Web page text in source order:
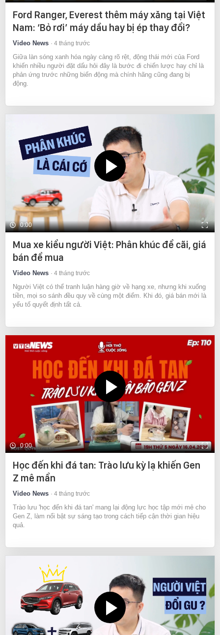
Ford Ranger, Everest thêm máy xăng tại Việt
Nam: ‘Bỏ rơi’ máy dầu hay bị ép thay đổi?
Video News 4 tháng trước
Giữa làn sóng xanh hóa ngày càng rõ rệt, động thái mới của Ford
khiến nhiều người đặt dấu hỏi đây là bước đi chiến lược hay chỉ là
phản ứng trước những biến động mà chính hãng cũng đang bị
động.
0:00
Mua xe kiểu người Việt: Phân khúc để cãi, giá
bán để mua
Video News 4 tháng trước
Người Việt có thể tranh luận hàng giờ về hạng xe, nhưng khi xuống
tiền, mọi so sánh đều quy về cùng một điểm. Khi đó, giá bán mới là
yếu tố quyết định tất cả.
0:00
Học đến khi đá tan: Trào lưu kỳ lạ khiến Gen
Z mê mẩn
Video News 4 tháng trước
Trào lưu 'học đến khi đá tan' mang lại động lực học tập mới mẻ cho
Gen Z, làm nổi bật sự sáng tạo trong cách tiếp cận thời gian hiệu
quả.